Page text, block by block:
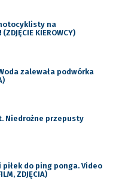
na
KIEROWCY)
zalewała podwórka
Niedrożne przepusty
piłek do ping ponga. Video
ZDJĘCIA)